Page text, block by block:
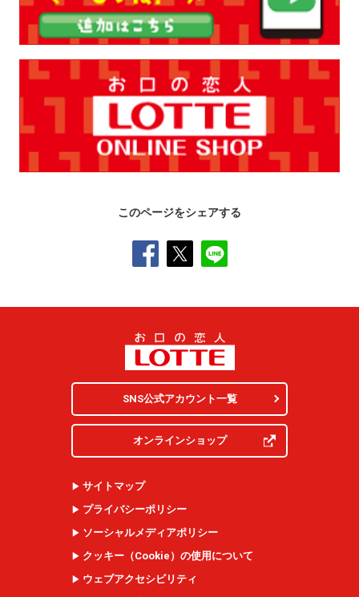
このページをシェアする
SNS公式アカウント一覧
オンラインショップ
サイトマップ
プライバシーポリシー
ソーシャルメディアポリシー
クッキー（Cookie ）の使用について
ウェブアクセシビリティ